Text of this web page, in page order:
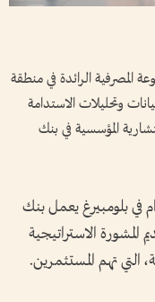
المصرفية الرائدة في منطقة
وتحليلات الاستدامة
المؤسسية في بنك
في بلومبيرغ يعمل بنك
المشورة الاستراتيجية
تهم المستثمرين.